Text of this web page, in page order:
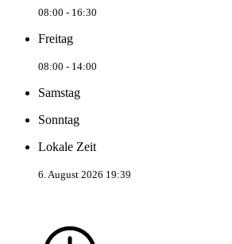
08:00 - 16:30
Freitag
08:00 - 14:00
Samstag
Sonntag
Lokale Zeit
6. August 2026 19:39